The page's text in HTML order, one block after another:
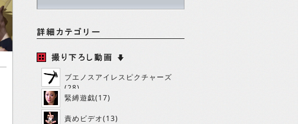
ブエノスアイレスピクチャーズ
(28)
緊縛遊戯(17)
責めビデオ(13)